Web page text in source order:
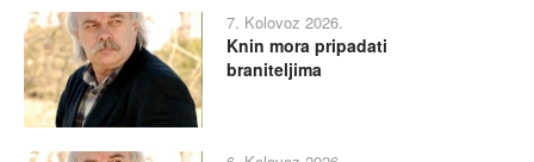
7. Kolovoz 2026.
Knin mora pripadati
braniteljima